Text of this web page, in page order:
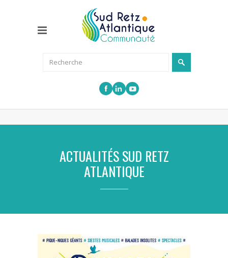
ACTUALITÉS SUD RETZ
ATLANTIQUE